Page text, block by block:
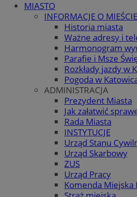
MIASTO
INFORMACJE O MIEŚCIE
Historia miasta
Ważne adresy i
Harmonogram
Parafie i Msze
Rozkłady jazdy w
Pogoda w
ADMINISTRACJA
Prezydent Miasta
Jak załatwić
Rada Miasta
INSTYTUCJE
Urząd Stanu
Urząd Skarbowy
ZUS
Urząd Pracy
Komenda Miejska